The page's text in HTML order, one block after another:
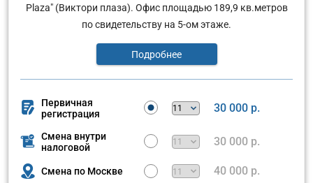
Plaza" (Виктори плаза). Офис площадью 189,9 кв.метров
по свидетельству на 5-ом этаже.
Подробнее
Первичная
регистрация
30 000 р.
Смена внутри
налоговой
30 000 р.
Смена по Москве 40 000 р.